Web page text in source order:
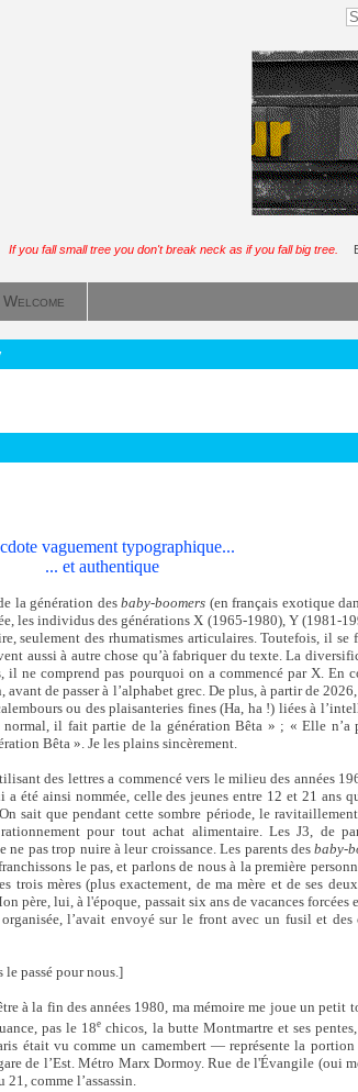
If you fall small tree you don't break neck as if you fall big tree.
Welcome
vaguement typographique...
... et authentique
la génération desbaby-boomers (en français exotique
les individus des générations X (1965-1980), Y (1981-
seulement des rhumatismes articulaires. Toutefois, il
aussi à autre chose qu’à fabriquer du texte. La
il ne comprend pas pourquoi on a commencé par X. En
de passer à l’alphabet grec. De plus, à partir de
ou des plaisanteries fines (Ha, ha !) liées à
normal, il fait partie de la génération Bêta » ; « Elle n’a
Bêta ». Je les plains sincèrement.
des lettres a commencé vers le milieu des années
été ainsi nommée, celle des jeunes entre 12 et 21 ans
sait que pendant cette sombre période, le
pour tout achat alimentaire. Les J3, de
pas trop nuire à leur croissance. Les parents desbaby-
le pas, et parlons de nous à la première
trois mères (plus exactement, de ma mère et de ses
père, lui, à l'époque, passait six ans de vacances forcées
l’avait envoyé sur le front avec un fusil et des
le passé pour nous.]
à la fin des années 1980, ma mémoire me joue un petit
pas le 18e chicos, la butte Montmartre et ses
était vu comme un camembert — représente la portion
de l’Est. Métro Marx Dormoy. Rue de l'Évangile (oui
comme l’assassin.